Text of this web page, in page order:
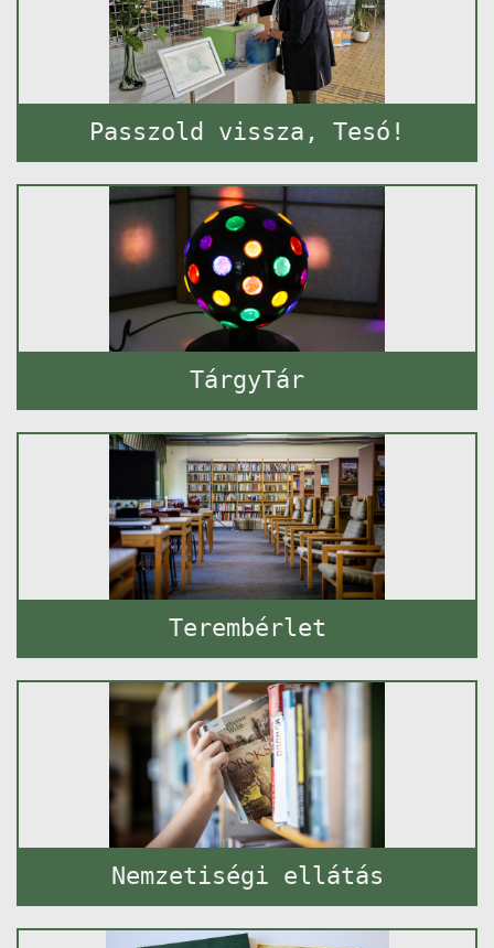
Passzold vissza, Tesó!
TárgyTár
Terembérlet
Nemzetiségi ellátás